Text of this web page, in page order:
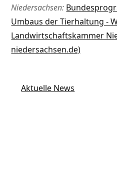
Niedersachsen:
Umbaus der Tierhaltung -
Landwirtschaftskammer
niedersachsen.de)
Aktuelle News